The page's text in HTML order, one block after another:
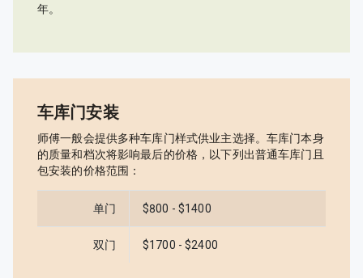
年。
车库门安装
师傅一般会提供多种车库门样式供业主选择。车库门本身
的质量和档次将影响最后的价格，以下列出普通车库门且
包安装的价格范围：
单门 $800 - $1400
双门 $1700 - $2400